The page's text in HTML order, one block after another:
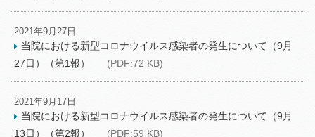
2021年9月27日
当院における新型コロナウイルス感染者の発生について（9月
27日）（第1報）
(PDF:72 KB)
2021年9月17日
当院における新型コロナウイルス感染者の発生について（9月
13日）（第2報）
(PDF:59 KB)